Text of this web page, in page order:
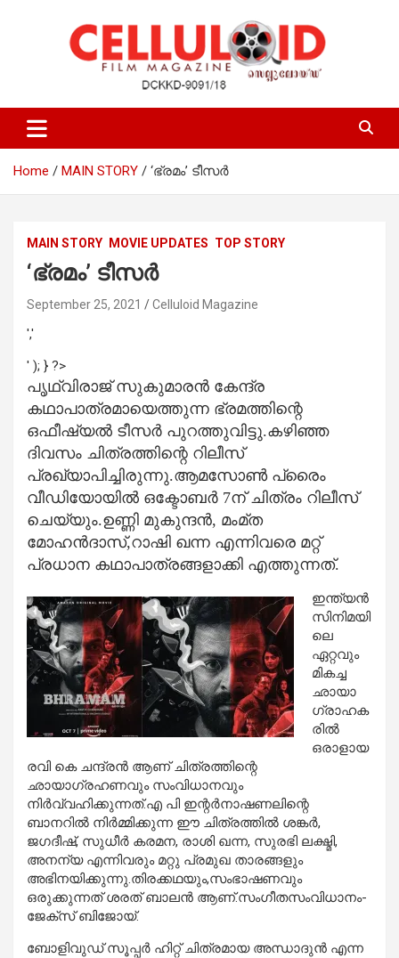
celluloid
Home MAIN STORY ‘ഭ്രമം’ ടീസര്‍
MAIN STORY MOVIE UPDATES TOP STORY
‘ഭ്രമം’ ടീസര്‍
September 25, 2021 Celluloid Magazine
','
' ); } ?>
പൃഥ്വിരാജ് സുകുമാരന്‍ കേന്ദ്ര
കഥാപാത്രമായെത്തുന്ന ഭ്രമത്തിന്റെ
ഒഫീഷ്യല്‍ ടീസര്‍ പുറത്തുവിട്ടു.കഴിഞ്ഞ
ദിവസം ചിത്രത്തിന്റെ റിലീസ്
പ്രഖ്യാപിച്ചിരുന്നു.ആമസോണ്‍ പ്രൈം
വീഡിയോയില്‍ ഒക്ടോബര്‍ 7ന് ചിത്രം റിലീസ്
ചെയ്യും.ഉണ്ണി മുകുന്ദന്‍, മംമ്ത
മോഹന്‍ദാസ്,റാഷി ഖന്ന എന്നിവരെ മറ്റ്
പ്രധാന കഥാപാത്രങ്ങളാക്കി എത്തുന്നത്.
ഇന്ത്യന്‍
സിനിമയി
ലെ
ഏറ്റവും
മികച്ച
ഛായാ
ഗ്രാഹക
രില്‍
ഒരാളായ
രവി കെ ചന്ദ്രന്‍ ആണ് ചിത്രത്തിന്റെ
ഛായാഗ്രഹണവും സംവിധാനവും
നിര്‍വ്വഹിക്കുന്നത്.എ പി ഇന്റര്‍നാഷണലിന്റെ
ബാനറില്‍ നിര്‍മ്മിക്കുന്ന ഈ ചിത്രത്തില്‍ ശങ്കര്‍,
ജഗദീഷ്, സുധീര്‍ കരമന, രാശി ഖന്ന, സുരഭി ലക്ഷ്മി,
അനന്യ എന്നിവരും മറ്റു പ്രമുഖ താരങ്ങളും
അഭിനയിക്കുന്നു.തിരക്കഥയും,സംഭാഷണവും
ഒരുക്കുന്നത് ശരത് ബാലന്‍ ആണ്.സംഗീതസംവിധാനം-
ജേക്സ് ബിജോയ്.
ബോളിവുഡ് സൂപ്പര്‍ ഹിറ്റ് ചിത്രമായ അന്ധാദുന്‍ എന്ന